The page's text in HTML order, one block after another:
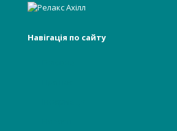
Навігація по сайту